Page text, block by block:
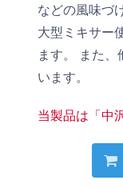
などの風味づ
大型ミキサー
ます。 また、
います。
当製品は「中